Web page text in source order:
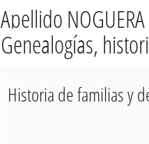
Apellido
Genealogías,
Historia de familias y